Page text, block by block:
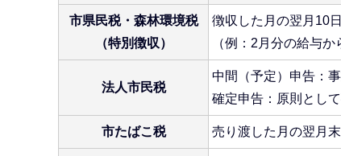
市県民税・森林環境税
（特別徴収）
徴収した月の翌月10
（例：2月分の給与
法人市民税
中間（予定）申告：
確定申告：原則とし
市たばこ税 売り渡した月の翌月